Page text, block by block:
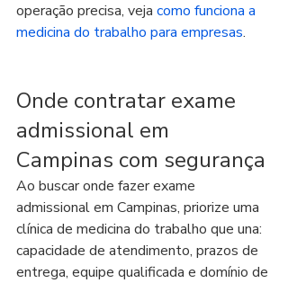
operação precisa, veja como funciona a
medicina do trabalho para empresas.
Onde contratar exame
admissional em
Campinas com segurança
Ao buscar onde fazer exame
admissional em Campinas, priorize uma
clínica de medicina do trabalho que una:
capacidade de atendimento, prazos de
entrega, equipe qualificada e domínio de